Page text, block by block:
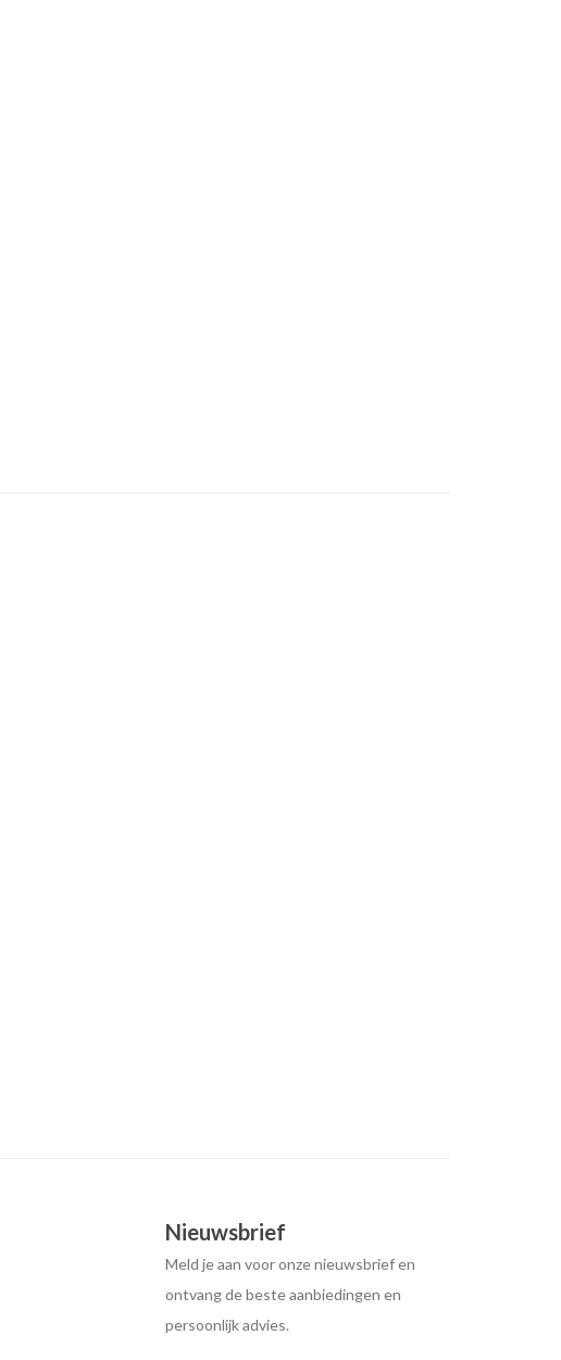
Nieuwsbrief
Meld je aan voor onze nieuwsbrief en
ontvang de beste aanbiedingen en
persoonlijk advies.